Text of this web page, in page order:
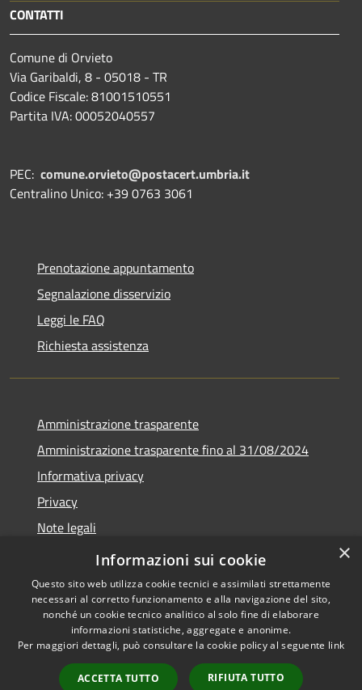
CONTATTI
Comune di Orvieto
Via Garibaldi, 8 - 05018 - TR
Codice Fiscale: 81001510551
Partita IVA: 00052040557
PEC: comune.orvieto@postacert.umbria.it
Centralino Unico: +39 0763 3061
Prenotazione appuntamento
Segnalazione disservizio
Leggi le FAQ
Richiesta assistenza
Amministrazione trasparente
Amministrazione trasparente fino al 31/08/2024
Informativa privacy
Privacy
Note legali
Dichiarazione di accessibilità
Accessibilità
Copyright © 2026 • Comune di
Orvieto • Powered by
Municipium•
Accesso
×
Informazioni sui cookie
Questo sito web utilizza cookie tecnici e assimilati strettamente
necessari al corretto funzionamento e alla navigazione del sito,
nonché un cookie tecnico analitico al solo fine di elaborare
informazioni statistiche, aggregate e anonime.
Per maggiori dettagli, può consultare la cookie policy al seguente link
ACCETTA TUTTO RIFIUTA TUTTO